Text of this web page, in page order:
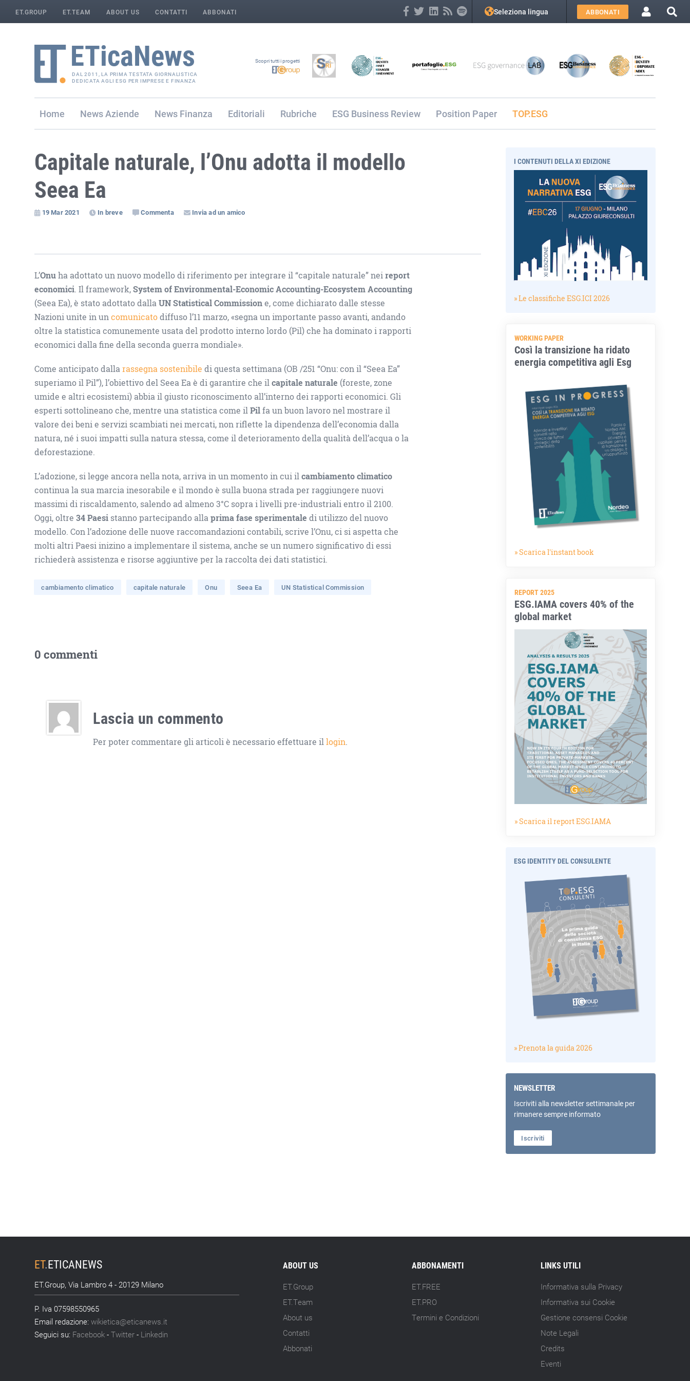
ET.GROUP ET.TEAM ABOUT US CONTATTI ABBONATI Seleziona lingua ABBONATI
DAL 2011, LA PRIMA TESTATA GIORNALISTICA
DEDICATA AGLI ESG PER IMPRESE E FINANZA
Scopri tutti i progetti
Home Aziende Finanza Editoriali Rubriche ESG Business Review Position Paper TOP.ESG
Capitale naturale, l’Onu adotta il modello
Seea Ea
19 Mar 2021 In breve Commenta Invia ad un amico
L’Onuha adottato un nuovo modello di riferimento per integrare il “capitale naturale” neireport
economici. Il framework,System of Environmental-Economic Accounting-Ecosystem Accounting
(Seea Ea), è stato adottato dallaUN Statistical Commissione, come dichiarato dalle stesse
Nazioni unite in uncomunicatodiffuso l’11 marzo, «segna un importante passo avanti, andando
oltre la statistica comunemente usata del prodotto interno lordo (Pil) che ha dominato i rapporti
economici dalla fine della seconda guerra mondiale».
Come anticipato dallarassegna sostenibile di questa settimana (OB /251 “Onu: con il “Seea Ea”
superiamo il Pil”), l’obiettivo del Seea Ea è di garantire che ilcapitale naturale (foreste, zone
umide e altri ecosistemi) abbia il giusto riconoscimento all’interno dei rapporti economici. Gli
esperti sottolineano che, mentre una statistica come ilPilfa un buon lavoro nel mostrare il
valore dei beni e servizi scambiati nei mercati, non riflette la dipendenza dell’economia dalla
natura, né i suoi impatti sulla natura stessa, come il deterioramento della qualità dell’acqua o la
deforestazione.
L’adozione, si legge ancora nella nota, arriva in un momento in cui ilcambiamento climatico
continua la sua marcia inesorabile e il mondo è sulla buona strada per raggiungere nuovi
massimi di riscaldamento, salendo ad almeno 3°C sopra i livelli pre-industriali entro il 2100.
Oggi, oltre34 Paesi stanno partecipando allaprima fase sperimentale di utilizzo del nuovo
modello. Con l’adozione delle nuove raccomandazioni contabili, scrive l’Onu, ci si aspetta che
molti altri Paesi inizino a implementare il sistema, anche se un numero significativo di essi
richiederà assistenza e risorse aggiuntive per la raccolta dei dati statistici.
cambiamento climatico capitale naturale Onu Seea Ea UN Statistical Commission
0 commenti
Lascia un commento
Per poter commentare gli articoli è necessario effettuare illogin.
I CONTENUTI DELLA XI EDIZIONE
» Le classifiche ESG.ICI 2026
WORKING PAPER
Così la transizione ha ridato
energia competitiva agli Esg
» Scarica l'instant book
REPORT 2025
ESG.IAMA covers 40% of the
global market
» Scarica il report ESG.IAMA
ESG IDENTITY DEL CONSULENTE
» Prenota la guida 2026
NEWSLETTER
Iscriviti alla newsletter settimanale per
rimanere sempre informato
Iscriviti
ET.ETICANEWS
ET.Group, Via Lambro 4 - 20129 Milano
P. Iva 07598550965
Email redazione:wikietica@eticanews.it
Seguici su: Facebook -Twitter - Linkedin
ABOUT US
ET.Group
ET.Team
About us
Contatti
Abbonati
ABBONAMENTI
ET.FREE
ET.PRO
Termini e Condizioni
LINKS UTILI
Informativa sulla Privacy
Informativa sui Cookie
Gestione consensi Cookie
Note Legali
Credits
Eventi